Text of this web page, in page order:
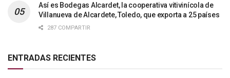
Así es Bodegas Alcardet, la cooperativa vitivinícola de
Villanueva de Alcardete, Toledo, que exporta a 25 países
287 COMPARTIR
ENTRADAS RECIENTES